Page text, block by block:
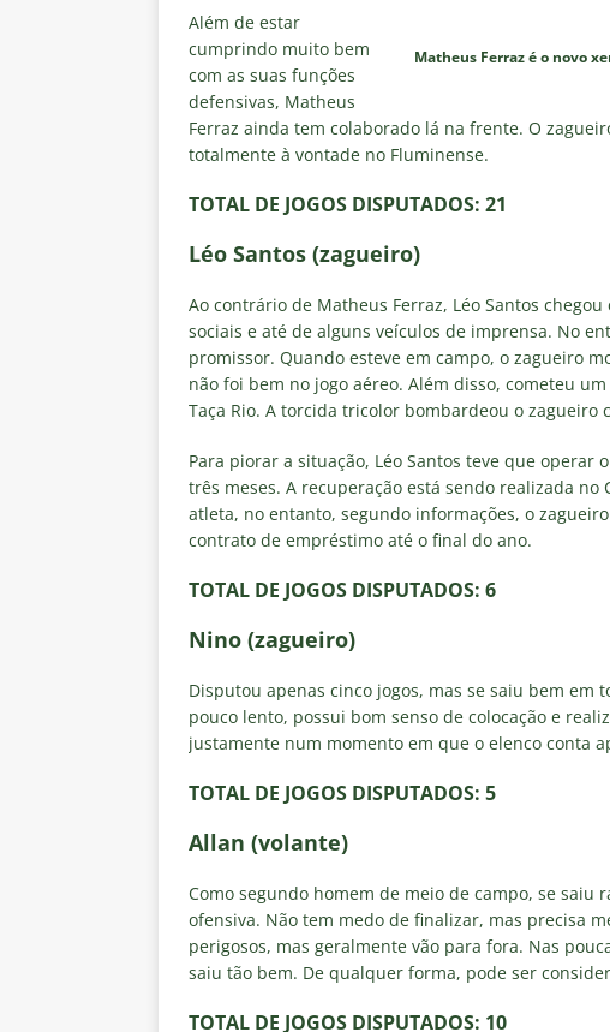
Matheus Ferraz é o novo
Além de estar
cumprindo muito bem
com as suas funções
defensivas, Matheus
Ferraz ainda tem colaborado lá na frente. O
totalmente à vontade no Fluminense.
TOTAL DE JOGOS DISPUTADOS: 21
Léo Santos (zagueiro)
Ao contrário de Matheus Ferraz, Léo Santos
sociais e até de alguns veículos de imprensa. No
promissor. Quando esteve em campo, o zagueiro
não foi bem no jogo aéreo. Além disso, cometeu
Taça Rio. A torcida tricolor bombardeou o zagueiro
Para piorar a situação, Léo Santos teve que
três meses. A recuperação está sendo realizada
atleta, no entanto, segundo informações, o
contrato de empréstimo até o final do ano.
TOTAL DE JOGOS DISPUTADOS: 6
Nino (zagueiro)
Disputou apenas cinco jogos, mas se saiu bem em
pouco lento, possui bom senso de colocação e
justamente num momento em que o elenco conta
TOTAL DE JOGOS DISPUTADOS: 5
Allan (volante)
Como segundo homem de meio de campo, se saiu
ofensiva. Não tem medo de finalizar, mas precisa
perigosos, mas geralmente vão para fora. Nas
saiu tão bem. De qualquer forma, pode ser
TOTAL DE JOGOS DISPUTADOS: 10